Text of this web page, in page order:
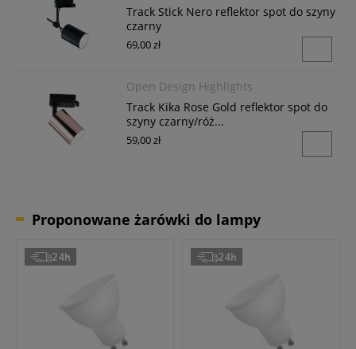
Track Stick Nero reflektor spot do szyny
czarny
69,00 zł
Open Design Highlights
Track Kika Rose Gold reflektor spot do
szyny czarny/róż...
59,00 zł
Proponowane żarówki do lampy
24h 24h